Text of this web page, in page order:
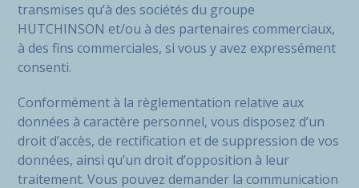
transmises qu’à des sociétés du groupe
HUTCHINSON et/ou à des partenaires commerciaux,
à des fins commerciales, si vous y avez expressément
consenti.
Conformément à la règlementation relative aux
données à caractère personnel, vous disposez d’un
droit d’accès, de rectification et de suppression de vos
données, ainsi qu’un droit d’opposition à leur
traitement. Vous pouvez demander la communication